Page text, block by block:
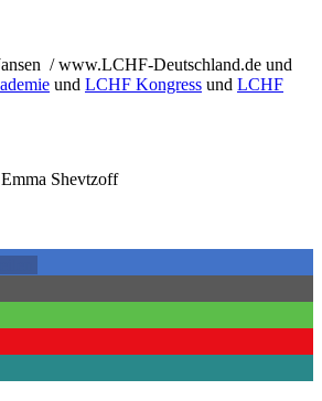
/ www.LCHF-Deutschland.de und
und LCHF Kongress und LCHF
Shevtzoff